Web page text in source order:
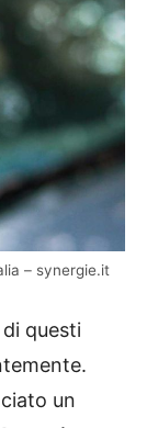
– synergie.it
questi
un